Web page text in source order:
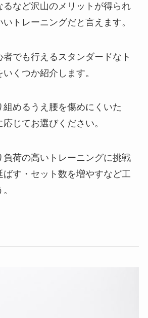
るなど沢山のメリットが得られ
トレーニングだと言えます。
者でも行えるスタンダードなト
くつか紹介します。
組めるうえ腰を傷めにくいた
じてお選びください。
負荷の高いトレーニングに挑戦
ばす・セット数を増やすなど工